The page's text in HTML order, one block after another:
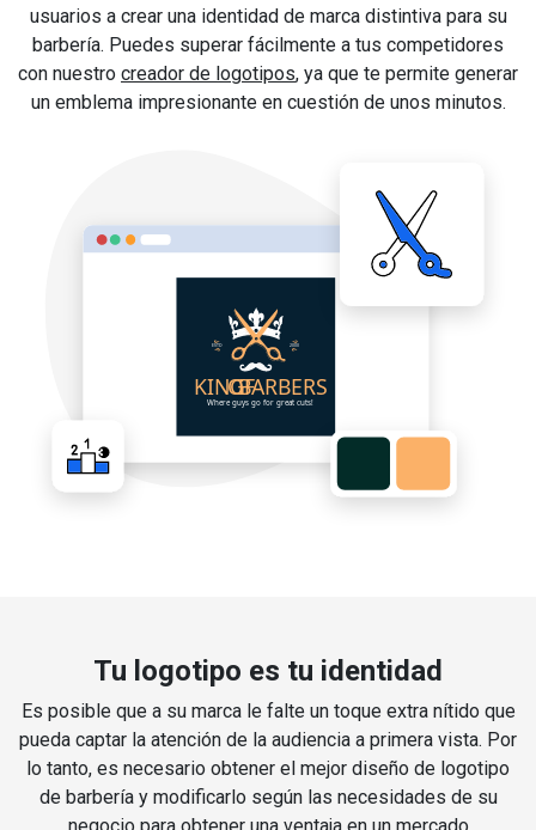
usuarios a crear una identidad de marca distintiva para su
barbería. Puedes superar fácilmente a tus competidores
con nuestro creador de logotipos, ya que te permite generar
un emblema impresionante en cuestión de unos minutos.
Tu logotipo es tu identidad
Es posible que a su marca le falte un toque extra nítido que
pueda captar la atención de la audiencia a primera vista. Por
lo tanto, es necesario obtener el mejor diseño de logotipo
de barbería y modificarlo según las necesidades de su